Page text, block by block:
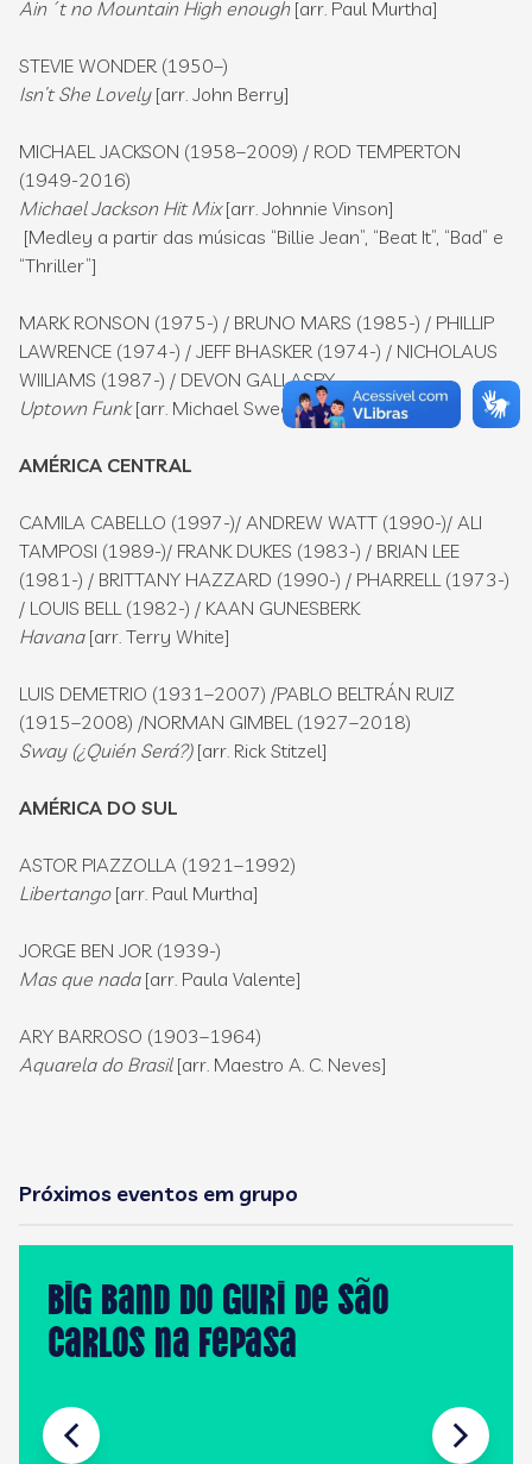
Ain´t no Mountain High enough [arr. Paul Murtha]
STEVIE WONDER (1950–)
Isn’t She Lovely [arr. John Berry]
MICHAEL JACKSON (1958–2009) / ROD TEMPERTON
(1949-2016)
Michael Jackson Hit Mix[arr. Johnnie Vinson]
[Medley a partir das músicas “Billie Jean”, “Beat It”, “Bad” e
“Thriller”]
MARK RONSON (1975-) / BRUNO MARS (1985-) / PHILLIP
LAWRENCE (1974-) / JEFF BHASKER (1974-) / NICHOLAUS
WIILIAMS (1987-) / DEVON GALLASPY
Uptown Funk[arr. Michael Sweeney]
AMÉRICA CENTRAL
CAMILA CABELLO (1997-)/ ANDREW WATT (1990-)/ ALI
TAMPOSI (1989-)/ FRANK DUKES (1983-) / BRIAN LEE
(1981-) / BRITTANY HAZZARD (1990-) / PHARRELL (1973-)
/ LOUIS BELL (1982-) / KAAN GUNESBERK
Havana [arr. Terry White]
LUIS DEMETRIO (1931–2007) /PABLO BELTRÁN RUIZ
(1915–2008) /NORMAN GIMBEL (1927–2018)
Sway (¿Quién Será?) [arr. Rick Stitzel]
AMÉRICA DO SUL
ASTOR PIAZZOLLA (1921–1992)
Libertango [arr. Paul Murtha]
JORGE BEN JOR (1939-)
Mas que nada[arr. Paula Valente]
ARY BARROSO (1903–1964)
Aquarela do Brasil [arr. Maestro A. C. Neves]
Próximos eventos em grupo
Big Band do GURI de São
Carlos na FEPASA